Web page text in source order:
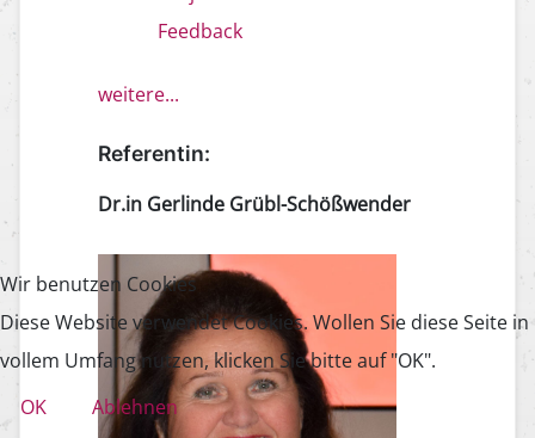
Feedback
weitere...
Referentin:
Dr.in Gerlinde Grübl-Schößwender
Wir benutzen Cookies
Diese Website verwendet Cookies. Wollen Sie diese Seite in
vollem Umfang nutzen, klicken Sie bitte auf "OK".
OK
Ablehnen